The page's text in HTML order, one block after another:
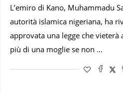
L’emiro di Kano, Muhammadu
autorità islamica nigeriana, ha
approvata una legge che
più di una moglie se non …